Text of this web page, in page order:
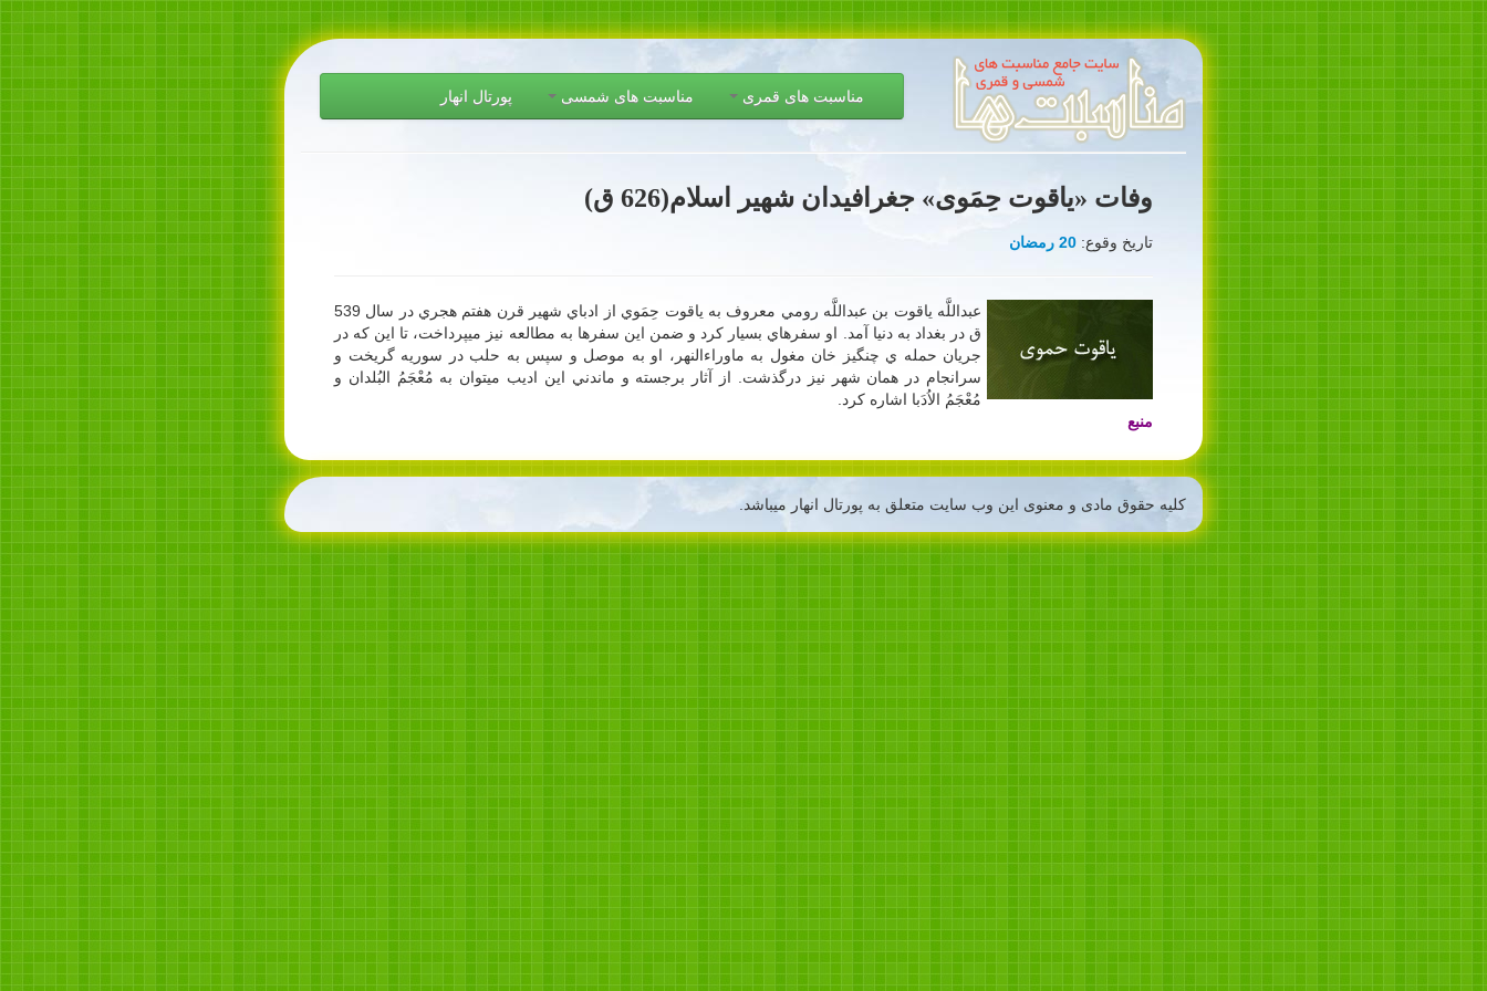
مناسبت های قمری مناسبت های شمسی پورتال انهار
وفات «ياقوت حِمَوی» جغرافیدان شهير اسلام(626 ق)
تاریخ وقوع: 20 رمضان
عبداللَّه ياقوت بن عبداللَّه رومي معروف به ياقوت حِمَوي از ادباي شهير قرن هفتم هجري در سال 539
ق در بغداد به دنيا آمد. او سفرهاي بسيار كرد و ضمن اين سفرها به مطالعه نيز مي‏پرداخت، تا اين كه در
جريان حمله ‏ي چنگيز خان مغول به ماوراءالنهر، او به موصل و سپس به حلب در سوريه گريخت و
سرانجام در همان شهر نيز درگذشت. از آثار برجسته و ماندني اين اديب مي‏توان به مُعْجَمُ البُلدان و
مُعْجَمُ الاُدَبا اشاره كرد.
منبع
کلیه حقوق مادی و معنوی این وب سایت متعلق به پورتال انهار میباشد.